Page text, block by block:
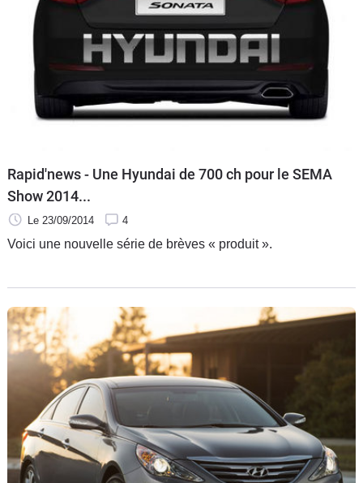
Marques
Rapid'news - Une Hyundai de 700 ch pour le SEMA
Show 2014...
Le 23/09/2014 4
Voici une nouvelle série de brèves « produit ».